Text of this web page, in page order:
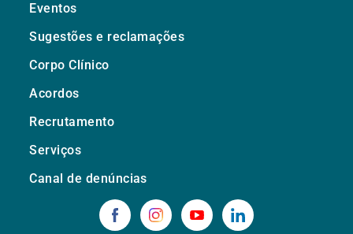
Eventos
Sugestões e reclamações
Corpo Clínico
Acordos
Recrutamento
Serviços
Canal de denúncias